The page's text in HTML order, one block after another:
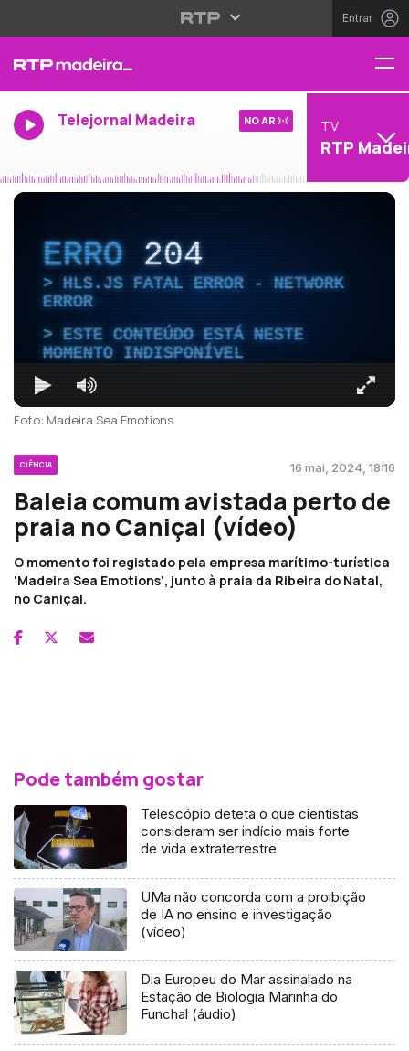
Entrar
Telejornal Madeira NO AR TV
RTP
ERRO204
HLS.JS FATAL ERROR - NETWORK
ERROR
ESTE CONTEÚDO ESTÁ NESTE
MOMENTO INDISPONÍVEL
Foto: Madeira Sea Emotions
CIÊNCIA 16 mai, 2024, 18:16
Baleia comum avistada perto de
praia no Caniçal (vídeo)
O momento foi registado pela empresa marítimo-turística
'Madeira Sea Emotions', junto à praia da Ribeira do Natal,
no Caniçal.
Pode também gostar
Telescópio deteta o que cientistas
consideram ser indício mais forte
de vida extraterrestre
UMa não concorda com a proibição
de IA no ensino e investigação
(vídeo)
Dia Europeu do Mar assinalado na
Estação de Biologia Marinha do
Funchal (áudio)